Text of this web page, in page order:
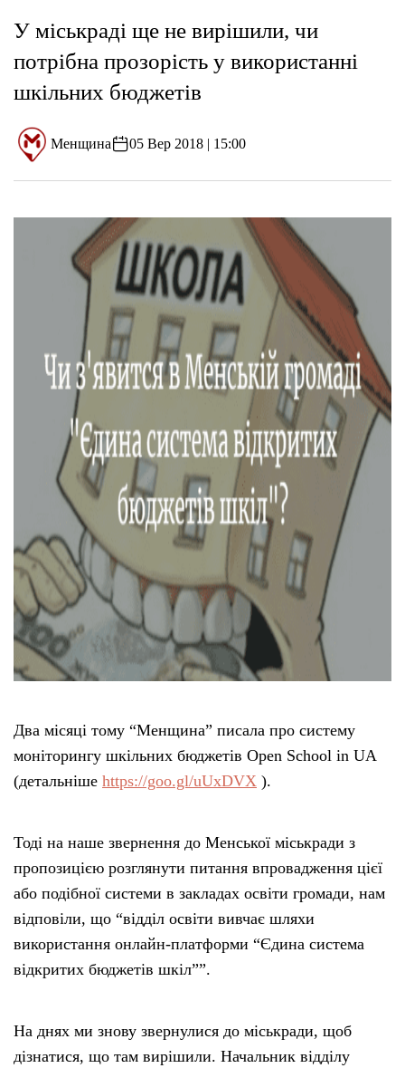
У міськраді ще не вирішили, чи
потрібна прозорість у використанні
шкільних бюджетів
Менщина 05 Вер 2018 | 15:00
Два місяці тому “Менщина” писала про систему
моніторингу шкільних бюджетів Open School in UA
(детальніше https://goo.gl/uUxDVX ).
Тоді на наше звернення до Менської міськради з
пропозицією розглянути питання впровадження цієї
або подібної системи в закладах освіти громади, нам
відповіли, що “відділ освіти вивчає шляхи
використання онлайн-платформи “Єдина система
відкритих бюджетів шкіл””.
На днях ми знову звернулися до міськради, щоб
дізнатися, що там вирішили. Начальник відділу